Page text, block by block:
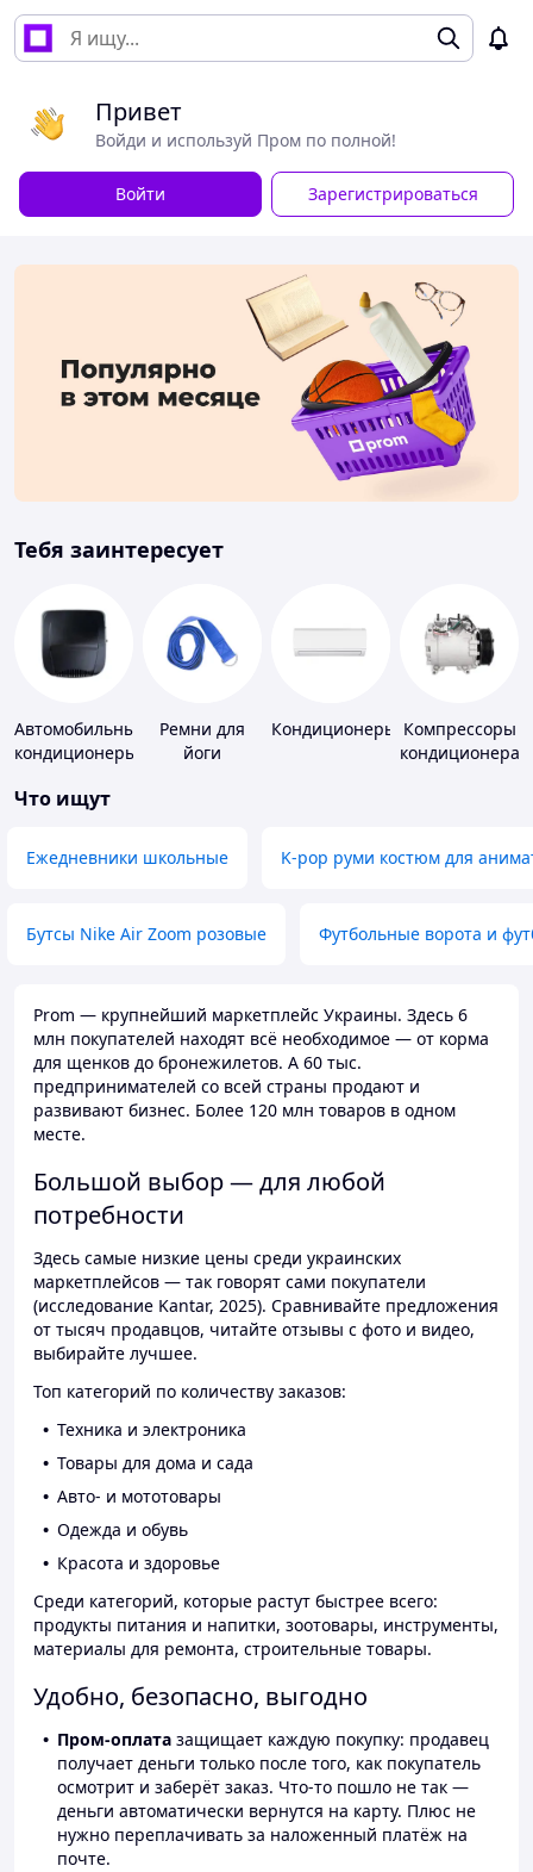
Привет
Войди и используй Пром по полной!
Войти Зарегистрироваться
Тебя заинтересует
Автомобильные
кондиционеры
Ремни для
йоги
Кондиционеры
Компрессоры
кондиционера
Что ищут
Ежедневники школьные K-pop руми костюм для
Бутсы Nike Air Zoom розовые Футбольные ворота и
Prom — крупнейший маркетплейс Украины. Здесь 6
млн покупателей находят всё необходимое — от корма
для щенков до бронежилетов. А 60 тыс.
предпринимателей со всей страны продают и
развивают бизнес. Более 120 млн товаров в одном
месте.
Большой выбор — для любой
потребности
Здесь самые низкие цены среди украинских
маркетплейсов — так говорят сами покупатели
(исследование Kantar, 2025). Сравнивайте предложения
от тысяч продавцов, читайте отзывы с фото и видео,
выбирайте лучшее.
Топ категорий по количеству заказов:
Техника и электроника
Товары для дома и сада
Авто- и мототовары
Одежда и обувь
Красота и здоровье
Среди категорий, которые растут быстрее всего:
продукты питания и напитки, зоотовары, инструменты,
материалы для ремонта, строительные товары.
Удобно, безопасно, выгодно
Пром-оплата защищает каждую покупку: продавец
получает деньги только после того, как покупатель
осмотрит и заберёт заказ. Что-то пошло не так —
деньги автоматически вернутся на карту. Плюс не
нужно переплачивать за наложенный платёж на
почте.